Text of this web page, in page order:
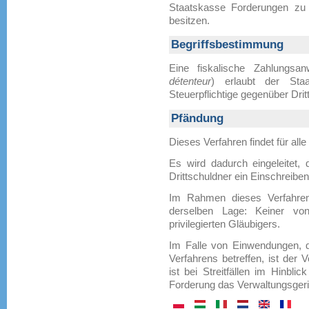
Staatskasse Forderungen
besitzen.
Begriffsbestimmung
Eine fiskalische
détenteur) erlaubt der
Steuerpflichtige gegenüber
Pfändung
Dieses Verfahren findet für
Es wird dadurch eingeleitet,
Drittschuldner ein
Im Rahmen dieses
derselben Lage: Keiner
privilegierten Gläubigers.
Im Falle von Einwendungen,
Verfahrens betreffen, ist der
ist bei Streitfällen im
Forderung das